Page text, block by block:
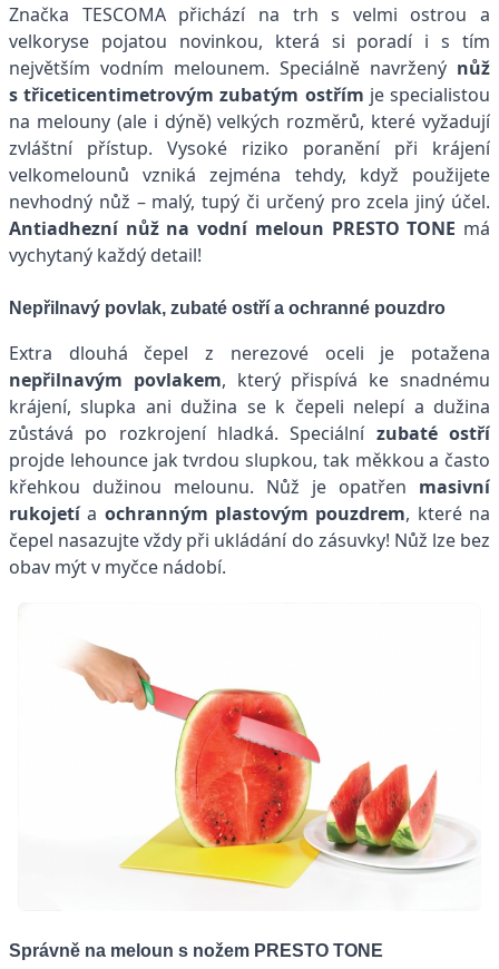
Značka TESCOMA přichází na trh s velmi ostrou a
velkoryse pojatou novinkou, která si poradí i s tím
největším vodním melounem. Speciálně navržený nůž
s třiceticentimetrovým zubatým ostřím je specialistou
na melouny (ale i dýně) velkých rozměrů, které vyžadují
zvláštní přístup. Vysoké riziko poranění při krájení
velkomelounů vzniká zejména tehdy, když použijete
nevhodný nůž – malý, tupý či určený pro zcela jiný účel.
Antiadhezní nůž na vodní meloun PRESTO TONE má
vychytaný každý detail!
Nepřilnavý povlak, zubaté ostří a ochranné pouzdro
Extra dlouhá čepel z nerezové oceli je potažena
nepřilnavým povlakem, který přispívá ke snadnému
krájení, slupka ani dužina se k čepeli nelepí a dužina
zůstává po rozkrojení hladká. Speciální zubaté ostří
projde lehounce jak tvrdou slupkou, tak měkkou a často
křehkou dužinou melounu. Nůž je opatřen masivní
rukojetía ochranným plastovým pouzdrem, které na
čepel nasazujte vždy při ukládání do zásuvky! Nůž lze bez
obav mýt v myčce nádobí.
Správně na meloun s nožem PRESTO TONE